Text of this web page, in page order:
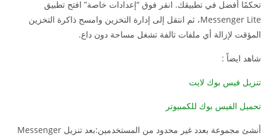
تحكمًا أفضل في تطبيقك. انقر فوق “إعدادات خاصة” افتح تطبيق
Messenger Lite، ثم انتقل إلى إدارة التخزين وامسح ذاكرة التخزين
المؤقت لإزالة أي ملفات تالفة تشغل مساحة دون داع.
شاهد ايضاً :
تنزيل فيس بوك لايت
تحميل الفيس بوك للكمبيوتر
أنشئ مجموعة بعدد غير محدود من المستخدمين:بعد تنزيل Messenger